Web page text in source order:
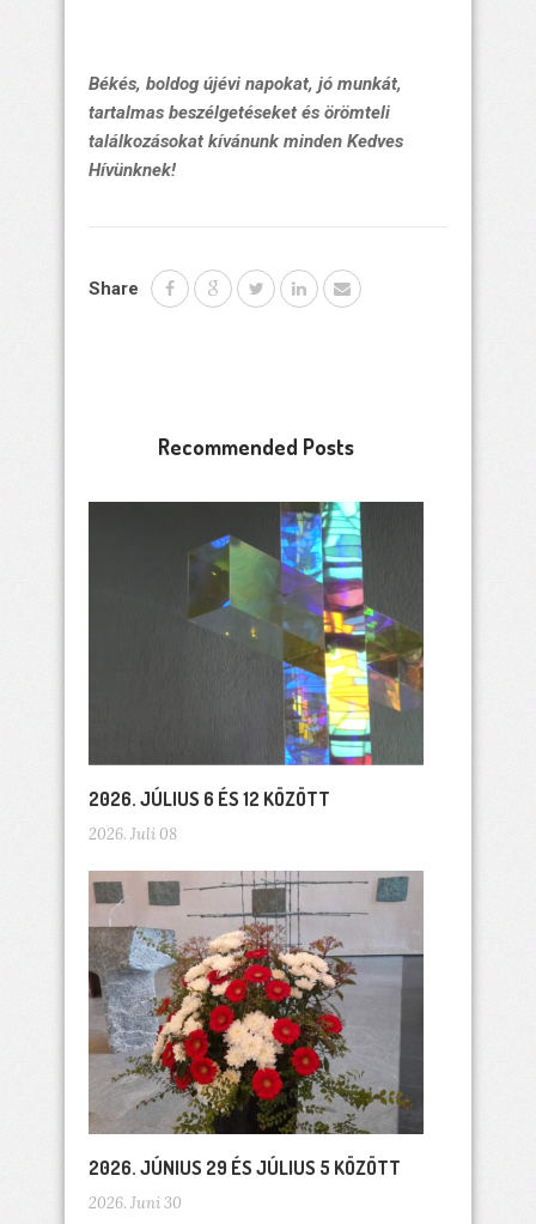
Békés, boldog újévi napokat, jó munkát,
tartalmas beszélgetéseket és örömteli
találkozásokat kívánunk minden Kedves
Hívünknek!
Share
Recommended Posts
2026. JÚLIUS 6 ÉS 12 KÖZÖTT
2026. Juli 08
2026. JÚNIUS 29 ÉS JÚLIUS 5 KÖZÖTT
2026. Juni 30